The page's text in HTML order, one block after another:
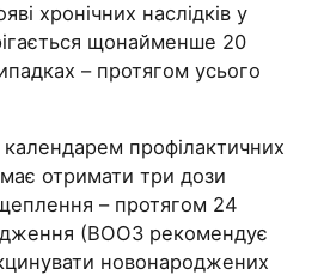
хронічних наслідків у
щонайменше 20
– протягом усього
профілактичних
отримати три дози
– протягом 24
(ВООЗ рекомендує
новонароджених